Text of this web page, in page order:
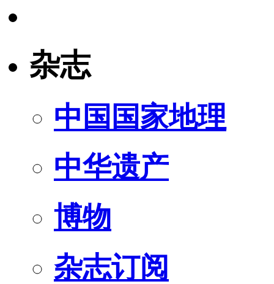
杂志
中国国家地理
中华遗产
博物
杂志订阅